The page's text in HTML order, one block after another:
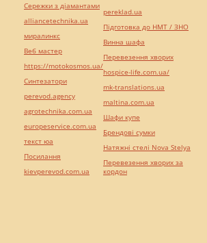
Сережки з діамантами
alliancetechnika.ua
миралинкс
Веб мастер
https://motokosmos.ua/
Синтезатори
perevod.agency
agrotechnika.com.ua
europeservice.com.ua
текст юа
Посилання
kievperevod.com.ua
pereklad.ua
Підготовка до НМТ / ЗНО
Винна шафа
Перевезення хворих
hospice-life.com.ua/
mk-translations.ua
maltina.com.ua
Шафи купе
Брендові сумки
Натяжні стелі Nova Stelya
Перевезення хворих за
кордон